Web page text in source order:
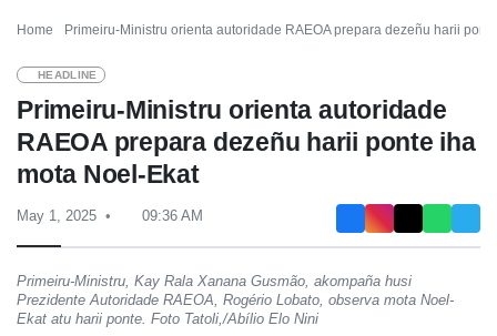
Home Primeiru-Ministru orienta autoridade RAEOA prepara dezeñu harii
HEADLINE
Primeiru-Ministru orienta autoridade
RAEOA prepara dezeñu harii ponte iha
mota Noel-Ekat
May 1, 2025 09:36 AM
Primeiru-Ministru, Kay Rala Xanana Gusmão, akompaña husi
Prezidente Autoridade RAEOA, Rogério Lobato, observa mota Noel-
Ekat atu harii ponte. Foto Tatoli,/Abílio Elo Nini